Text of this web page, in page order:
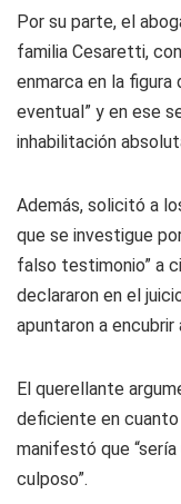
Por su parte, el
familia Cesaretti,
enmarca en la figura
eventual” y en ese
inhabilitación
Además, solicitó a
que se investigue
falso testimonio” a
declararon en el
apuntaron a encubrir
El querellante
deficiente en cuanto
manifestó que
culposo”.